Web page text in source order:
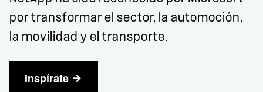
por transformar el sector, la automoción,
la movilidad y el transporte.
Inspírate